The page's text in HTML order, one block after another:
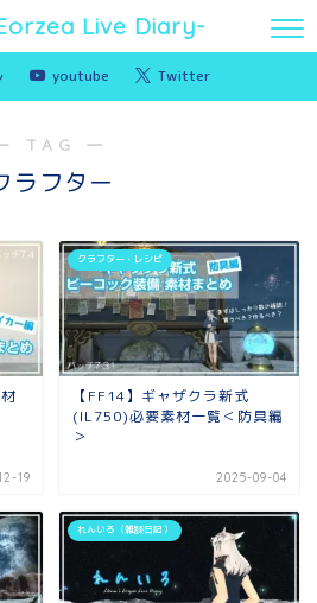
Live Diary-
youtube Twitter
TAG ―
ラフター
19
クラフター・レシピ
【FF14】ギャザクラ新式
(IL750)必要素材一覧＜防具編
＞
2025-09-04
れんいろ（雑談日記）